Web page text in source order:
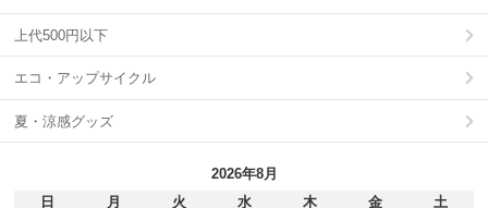
上代500円以下
エコ・アップサイクル
夏・涼感グッズ
2026年8月
日
月 火 水 木 金 土